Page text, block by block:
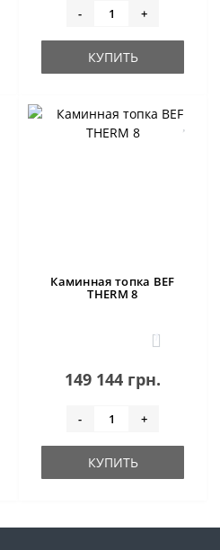
- +
КУПИТЬ
Каминная топка BEF
THERM 8
1
149 144 грн.
- +
КУПИТЬ